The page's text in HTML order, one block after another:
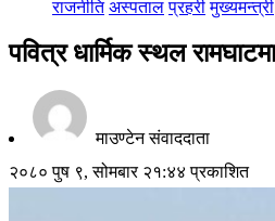
राजनीति अस्पताल प्रहरी मुख्यमन्त्री
पवित्र धार्मिक स्थल
माउण्टेन संवाददाता
२०८० पुष ९, सोमबार २१:४४ प्रकाशित